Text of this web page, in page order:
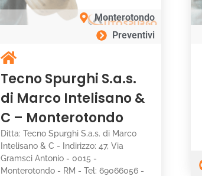
Monterotondo
Preventivi
Tecno Spurghi S.a.s.
di Marco Intelisano &
C – Monterotondo
Ditta: Tecno Spurghi S.a.s. di Marco
Intelisano & C - Indirizzo: 47, Via
Gramsci Antonio - 0015 -
Monterotondo - RM - Tel: 69066056 -